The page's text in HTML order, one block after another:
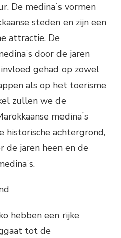
De medinaʼs vormen
steden en zijn een
attractie. De
door de jaren
gehad op zowel
als op het toerisme
zullen we de
medinaʼs
historische achtergrond,
de jaren heen en de
hebben een rijke
tot de